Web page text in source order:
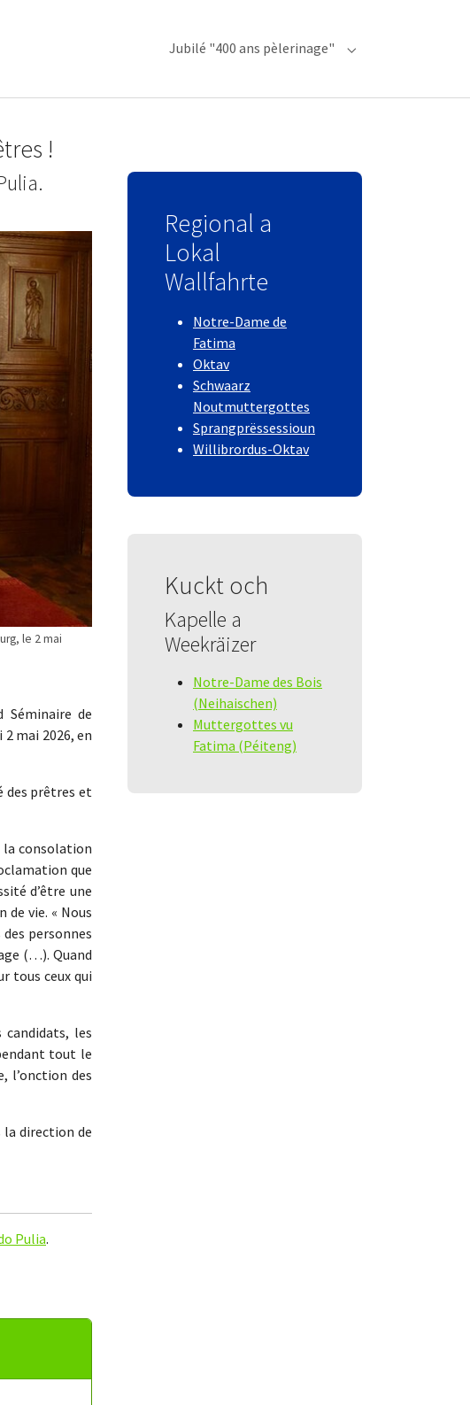
Jubilé "400 ans pèlerinage" Submenu for
le 2 mai
!
Séminaire de
mai 2026, en
des prêtres et
la consolation
que
d’être une
vie. « Nous
personnes
(…). Quand
tous ceux qui
candidats, les
tout le
l’onction des
la direction de
Pulia.
Regional a
Lokal
Wallfahrte
Notre-Dame de
Fatima
Oktav
Schwaarz
Noutmuttergottes
Sprangprëssessioun
Willibrordus-Oktav
Kuckt och
Kapelle a
Weekräizer
Notre-Dame des Bois
(Neihaischen)
Muttergottes vu
Fatima (Péiteng)